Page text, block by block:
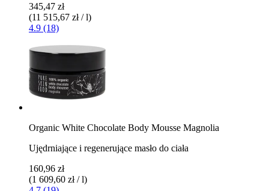
345,47 zł
(11 515,67 zł / l)
4.9 (18)
Organic White Chocolate Body Mousse Magnolia
Ujędrniające i regenerujące masło do ciała
160,96 zł
(1 609,60 zł / l)